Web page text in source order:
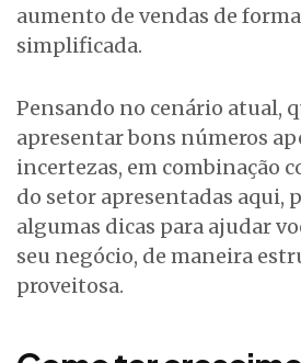
aumento de vendas de
simplificada.
Pensando no cenário atual,
apresentar bons números
incertezas, em combinação
do setor apresentadas aqui,
algumas dicas para ajudar
seu negócio, de maneira
proveitosa.